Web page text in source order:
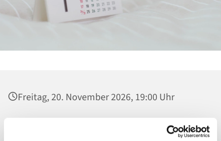
Freitag, 20. November 2026, 19:00 Uhr
St. Georg, Kirche, Kissingenplatz, 13189